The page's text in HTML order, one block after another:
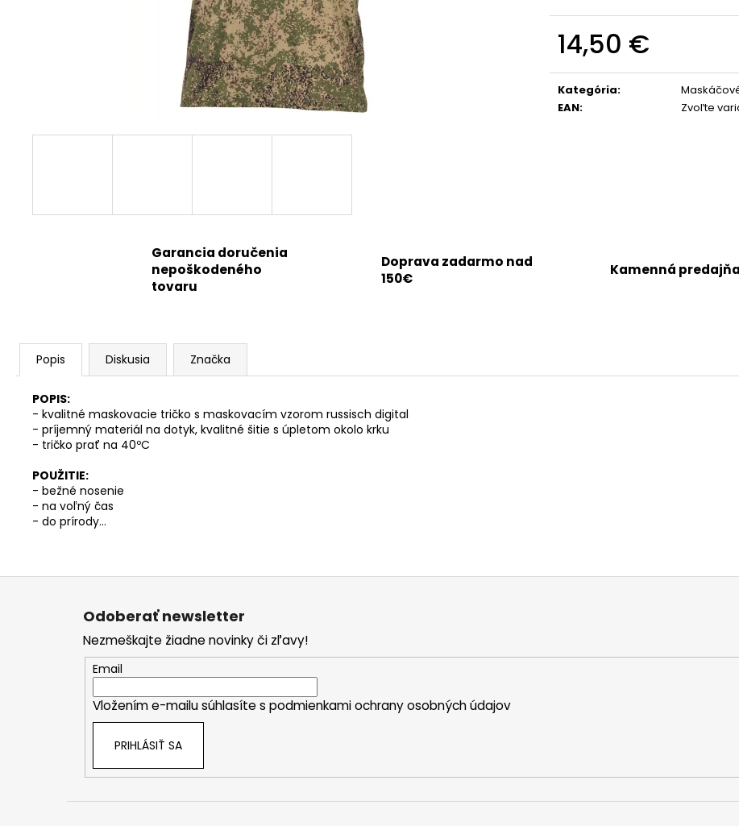
14,50 €
cena:
Kategória:
EAN: Zvoľte
Garancia doručenia
nepoškodeného
tovaru
Doprava zadarmo nad
150€
Kamenná predajňa
Popis Diskusia Značka
POPIS:
- kvalitné maskovacie tričko s maskovacím vzorom russisch digital
- príjemný materiál na dotyk, kvalitné šitie s úpletom okolo krku
- tričko prať na 40ºC
POUŽITIE:
- bežné nosenie
- na voľný čas
- do prírody…
Z
Odoberať newsletter
Nezmeškajte žiadne novinky či zľavy!
Email
Vložením e-mailu súhlasíte s podmienkami ochrany osobných údajov
PRIHLÁSIŤ SA